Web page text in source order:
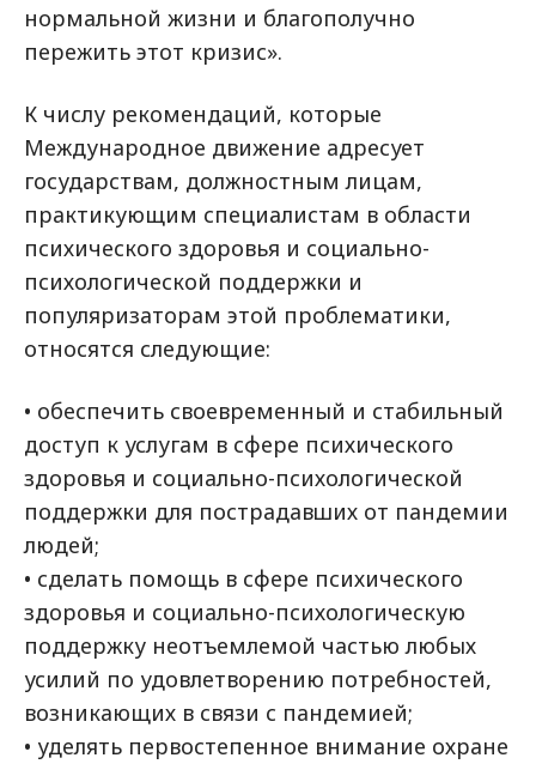
нормальной жизни и благополучно
пережить этот кризис».
К числу рекомендаций, которые
Международное движение адресует
государствам, должностным лицам,
практикующим специалистам в области
психического здоровья и социально-
психологической поддержки и
популяризаторам этой проблематики,
относятся следующие:
• обеспечить своевременный и стабильный
доступ к услугам в сфере психического
здоровья и социально-психологической
поддержки для пострадавших от пандемии
людей;
• сделать помощь в сфере психического
здоровья и социально-психологическую
поддержку неотъемлемой частью любых
усилий по удовлетворению потребностей,
возникающих в связи с пандемией;
• уделять первостепенное внимание охране